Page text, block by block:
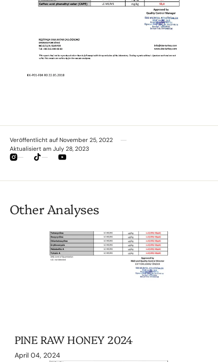
Veröffentlicht auf November 25, 2022
Aktualisiert am July 28, 2023
InstagramTikTok YouTube
Other Analyses
PINE RAW HONEY 2024
April 04, 2024